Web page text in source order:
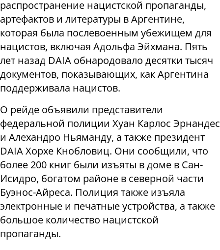
распространение нацистской пропаганды,
артефактов и литературы в Аргентине,
которая была послевоенным убежищем для
нацистов, включая Адольфа Эйхмана. Пять
лет назад DAIA обнародовало десятки тысяч
документов, показывающих, как Аргентина
поддерживала нацистов.
О рейде объявили представители
федеральной полиции Хуан Карлос Эрнандес
и Алехандро Ньяманду, а также президент
DAIA Хорхе Кнобловиц. Они сообщили, что
более 200 книг были изъяты в доме в Сан-
Исидро, богатом районе в северной части
Буэнос-Айреса. Полиция также изъяла
электронные и печатные устройства, а также
большое количество нацистской
пропаганды.